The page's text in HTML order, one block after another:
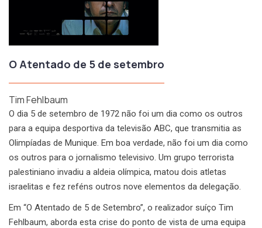
O Atentado de 5 de setembro
Tim Fehlbaum
O dia 5 de setembro de 1972 não foi um dia como os outros
para a equipa desportiva da televisão ABC, que transmitia as
Olimpíadas de Munique. Em boa verdade, não foi um dia como
os outros para o jornalismo televisivo. Um grupo terrorista
palestiniano invadiu a aldeia olímpica, matou dois atletas
israelitas e fez reféns outros nove elementos da delegação.
Em “O Atentado de 5 de Setembro”, o realizador suíço Tim
Fehlbaum, aborda esta crise do ponto de vista de uma equipa